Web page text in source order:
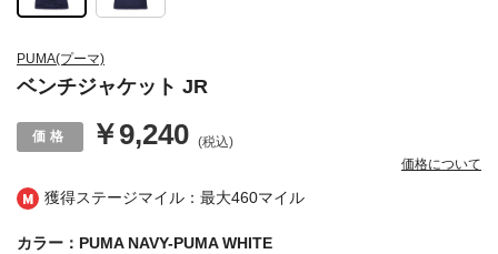
獲得ステージマイル：最大460マイル
PUMA(プーマ)
ベンチジャケット JR
￥9,240 (税込)
価格について
カラー：PUMA NAVY-PUMA WHITE